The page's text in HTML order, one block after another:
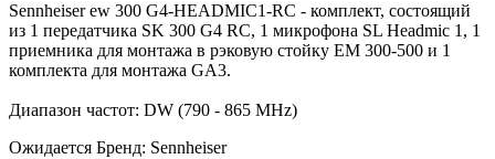
Sennheiser ew 300 G4-HEADMIC1-RC - комплект, состоящий
из 1 передатчика SK 300 G4 RC, 1 микрофона SL Headmic 1, 1
приемника для монтажа в рэковую стойку EM 300-500 и 1
комплекта для монтажа GA3.
Диапазон частот: DW (790 - 865 MHz)
Ожидается Бренд: Sennheiser